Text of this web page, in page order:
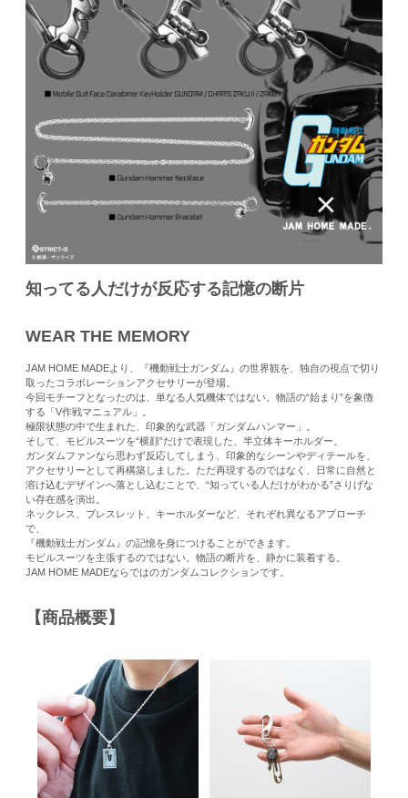
知ってる人だけが反応する記憶の断片
WEAR THE MEMORY
JAM HOME MADEより、『機動戦士ガンダム』の世界観を、独自の視点で切り
取ったコラボレーションアクセサリーが登場。
今回モチーフとなったのは、単なる人気機体ではない。物語の“始まり”を象徴
する「V作戦マニュアル」。
極限状態の中で生まれた、印象的な武器「ガンダムハンマー」。
そして、モビルスーツを“横顔”だけで表現した、半立体キーホルダー。
ガンダムファンなら思わず反応してしまう、印象的なシーンやディテールを、
アクセサリーとして再構築しました。ただ再現するのではなく、日常に自然と
溶け込むデザインへ落とし込むことで、“知っている人だけがわかる”さりげな
い存在感を演出。
ネックレス、ブレスレット、キーホルダーなど、それぞれ異なるアプローチ
で、
『機動戦士ガンダム』の記憶を身につけることができます。
モビルスーツを主張するのではない。物語の断片を、静かに装着する。
JAM HOME MADEならではのガンダムコレクションです。
【商品概要】